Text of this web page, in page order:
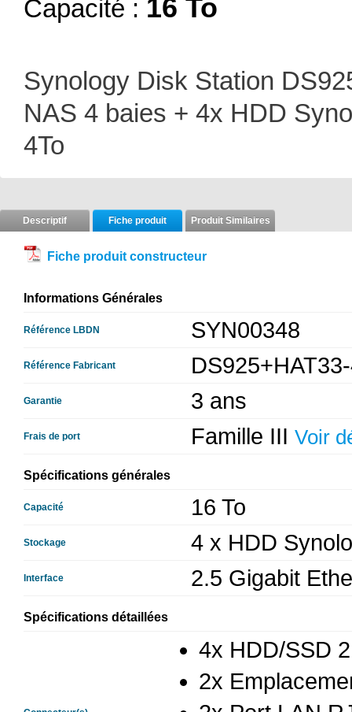
Capacité : 16 To
Synology Disk Station
NAS 4 baies + 4x HDD
4To
Descriptif Fiche produit Produit Similaires
Fiche produit constructeur
Informations Générales
Référence LBDN SYN00348
Référence Fabricant
Garantie 3 ans
Frais de port Famille III Voir
Spécifications générales
Capacité 16 To
Stockage 4 x HDD
Interface 2.5 Gigabit
Spécifications détaillées
4x HDD/SSD
2x